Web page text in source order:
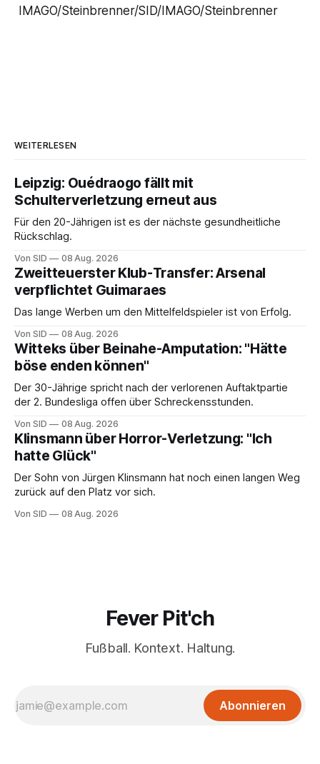
IMAGO/Steinbrenner/SID/IMAGO/Steinbrenner
WEITERLESEN
Leipzig: Ouédraogo fällt mit
Schulterverletzung erneut aus
Für den 20-Jährigen ist es der nächste gesundheitliche
Rückschlag.
Von SID 08 Aug. 2026
Zweitteuerster Klub-Transfer: Arsenal
verpflichtet Guimaraes
Das lange Werben um den Mittelfeldspieler ist von Erfolg.
Von SID 08 Aug. 2026
Witteks über Beinahe-Amputation: "Hätte
böse enden können"
Der 30-Jährige spricht nach der verlorenen Auftaktpartie
der 2. Bundesliga offen über Schreckensstunden.
Von SID 08 Aug. 2026
Klinsmann über Horror-Verletzung: "Ich
hatte Glück"
Der Sohn von Jürgen Klinsmann hat noch einen langen Weg
zurück auf den Platz vor sich.
Von SID 08 Aug. 2026
Fever Pit'ch
Fußball. Kontext. Haltung.
Abonnieren